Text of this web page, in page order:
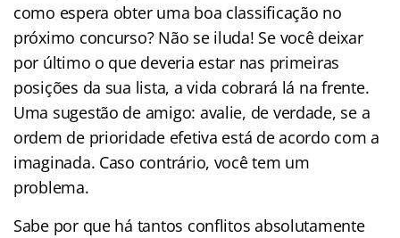
como espera obter uma boa classificação no
próximo concurso? Não se iluda! Se você deixar
por último o que deveria estar nas primeiras
posições da sua lista, a vida cobrará lá na frente.
Uma sugestão de amigo: avalie, de verdade, se a
ordem de prioridade efetiva está de acordo com a
imaginada. Caso contrário, você tem um
problema.
Sabe por que há tantos conflitos absolutamente